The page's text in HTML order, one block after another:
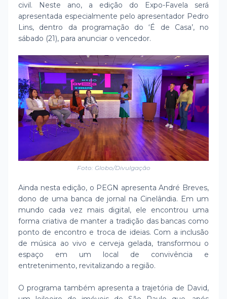
civil. Neste ano, a edição do Expo-Favela será
apresentada especialmente pelo apresentador Pedro
Lins, dentro da programação do ‘É de Casa’, no
sábado (21), para anunciar o vencedor.
Foto: Globo/Divulgação
Ainda nesta edição, o PEGN apresenta André Breves,
dono de uma banca de jornal na Cinelândia. Em um
mundo cada vez mais digital, ele encontrou uma
forma criativa de manter a tradição das bancas como
ponto de encontro e troca de ideias. Com a inclusão
de música ao vivo e cerveja gelada, transformou o
espaço em um local de convivência e
entretenimento, revitalizando a região.
O programa também apresenta a trajetória de David,